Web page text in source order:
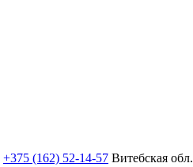
+375 (162) 52-14-57 Витебская обл.